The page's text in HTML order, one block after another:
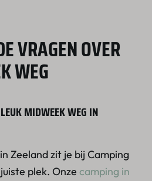
VRAGEN OVER
WEG
MIDWEEK WEG IN
Zeeland zit je bij Camping
plek. Onzecamping in